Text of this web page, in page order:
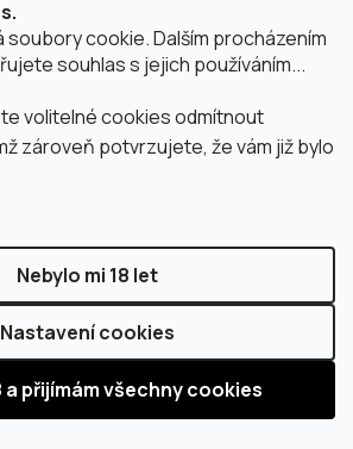
cookie. Dalším procházením
souhlas s jejich používáním...
volitelné cookies odmítnout
zároveň potvrzujete, že vám již bylo
Nebylo mi 18 let
Nastavení cookies
DO KOŠÍKU
O
v
l
á
d
a
t
r
á
n
k
v
á
1 3 5
88položek celkem